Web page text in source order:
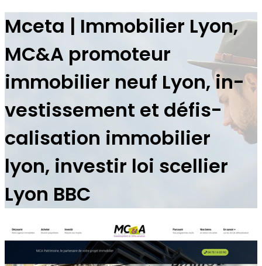
Mceta | Immobilier Lyon,
MC&A promoteur
immobilier neuf Lyon, in­
vestis­se­ment et défis­
calisa­tion immobilier
lyon, investir loi scellier
Lyon BBC